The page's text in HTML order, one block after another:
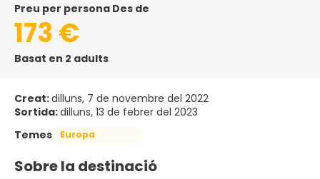
preu per persona Des de
173 €
Basat en 2 adults
Creat:dilluns, 7 de novembre del 2022
Sortida:dilluns, 13 de febrer del 2023
Temes
Europa
Sobre la destinació